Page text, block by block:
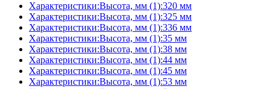
Характеристики:Высота, мм (1):320 мм
Характеристики:Высота, мм (1):325 мм
Характеристики:Высота, мм (1):336 мм
Характеристики:Высота, мм (1):35 мм
Характеристики:Высота, мм (1):38 мм
Характеристики:Высота, мм (1):44 мм
Характеристики:Высота, мм (1):45 мм
Характеристики:Высота, мм (1):53 мм